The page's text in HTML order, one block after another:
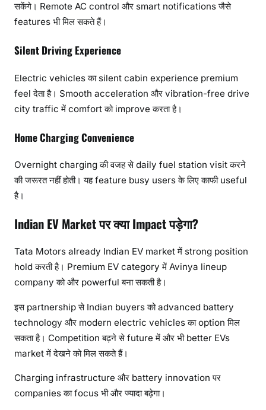
सकेंगे। Remote AC control और smart notifications जैसे
features भी मिल सकते हैं।
Silent Driving Experience
Electric vehicles का silent cabin experience premium
feel देता है। Smooth acceleration और vibration-free drive
city traffic में comfort को improve करता है।
Home Charging Convenience
Overnight charging की वजह से daily fuel station visit करने
की जरूरत नहीं होती। यह feature busy users के लिए काफी useful
है।
Indian EV Market पर क्या Impact पड़ेगा?
Tata Motors already Indian EV market में strong position
hold करती है। Premium EV category में Avinya lineup
company को और powerful बना सकती है।
इस partnership से Indian buyers को advanced battery
technology और modern electric vehicles का option मिल
सकता है। Competition बढ़ने से future में और भी better EVs
market में देखने को मिल सकते हैं।
Charging infrastructure और battery innovation पर
companies का focus भी और ज्यादा बढ़ेगा।